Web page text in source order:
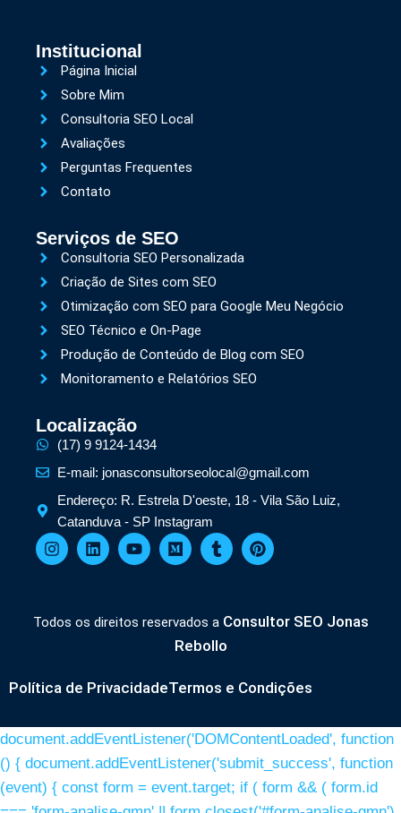
Institucional
Página Inicial
Sobre Mim
Consultoria SEO Local
Avaliações
Perguntas Frequentes
Contato
Serviços de SEO
Consultoria SEO Personalizada
Criação de Sites com SEO
Otimização com SEO para Google Meu Negócio
SEO Técnico e On-Page
Produção de Conteúdo de Blog com SEO
Monitoramento e Relatórios SEO
Localização
(17) 9 9124-1434
E-mail: jonasconsultorseolocal@gmail.com
Endereço: R. Estrela D'oeste, 18 - Vila São Luiz,
Catanduva - SP Instagram
Todos os direitos reservados a Consultor SEO Jonas
Rebollo
Política de PrivacidadeTermos e Condições
document.addEventListener('DOMContentLoaded', function
() { document.addEventListener('submit_success', function
(event) { const form = event.target; if ( form && ( form.id